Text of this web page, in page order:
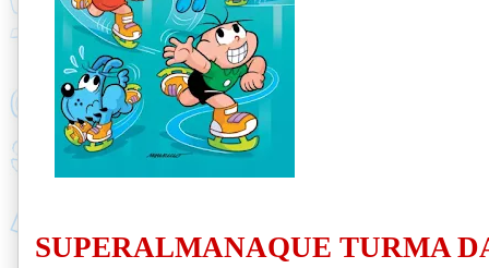
SUPERALMANAQUE TURMA